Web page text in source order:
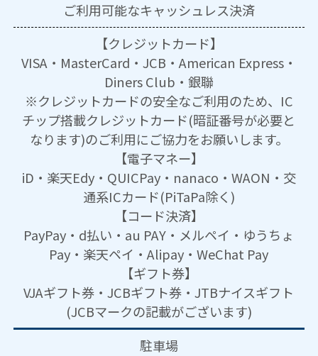
ご利用可能なキャッシュレス決済
【クレジットカード】
VISA・MasterCard・JCB・American Express・
Diners Club・銀聯
※クレジットカードの安全なご利用のため、IC
チップ搭載クレジットカード(暗証番号が必要と
なります)のご利用にご協力をお願いします。
【電子マネー】
iD・楽天Edy・QUICPay・nanaco・WAON・交
通系ICカード(PiTaPa除く)
【コード決済】
PayPay・d払い・au PAY・メルペイ・ゆうちょ
Pay・楽天ペイ・Alipay・WeChat Pay
【ギフト券】
VJAギフト券・JCBギフト券・JTBナイスギフト
(JCBマークの記載がございます)
駐車場